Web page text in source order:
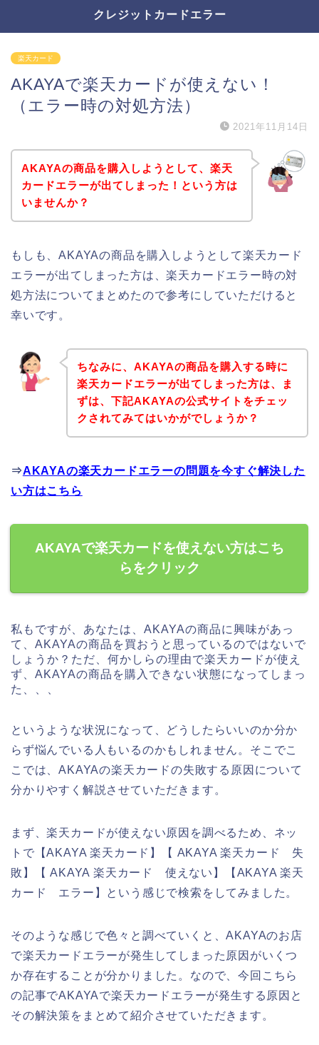
クレジットカードエラー
楽天カード
AKAYAで楽天カードが使えない！
（エラー時の対処方法）
2021年11月14日
AKAYAの商品を購入しようとして、楽天
カードエラーが出てしまった！という方は
いませんか？
もしも、AKAYAの商品を購入しようとして楽天カード
エラーが出てしまった方は、楽天カードエラー時の対
処方法についてまとめたので参考にしていただけると
幸いです。
ちなみに、AKAYAの商品を購入する時に
楽天カードエラーが出てしまった方は、ま
ずは、下記AKAYAの公式サイトをチェッ
クされてみてはいかがでしょうか？
⇒AKAYAの楽天カードエラーの問題を今すぐ解決した
い方はこちら
AKAYAで楽天カードを使えない方はこち
らをクリック
私もですが、あなたは、AKAYAの商品に興味があっ
て、AKAYAの商品を買おうと思っているのではないで
しょうか？ただ、何かしらの理由で楽天カードが使え
ず、AKAYAの商品を購入できない状態になってしまっ
た、、、
というような状況になって、どうしたらいいのか分か
らず悩んでいる人もいるのかもしれません。そこでこ
こでは、AKAYAの楽天カードの失敗する原因について
分かりやすく解説させていただきます。
まず、楽天カードが使えない原因を調べるため、ネッ
トで【AKAYA 楽天カード】【 AKAYA 楽天カード 失
敗】【 AKAYA 楽天カード 使えない】【AKAYA 楽天
カード エラー】という感じで検索をしてみました。
そのような感じで色々と調べていくと、AKAYAのお店
で楽天カードエラーが発生してしまった原因がいくつ
か存在することが分かりました。なので、今回こちら
の記事でAKAYAで楽天カードエラーが発生する原因と
その解決策をまとめて紹介させていただきます。